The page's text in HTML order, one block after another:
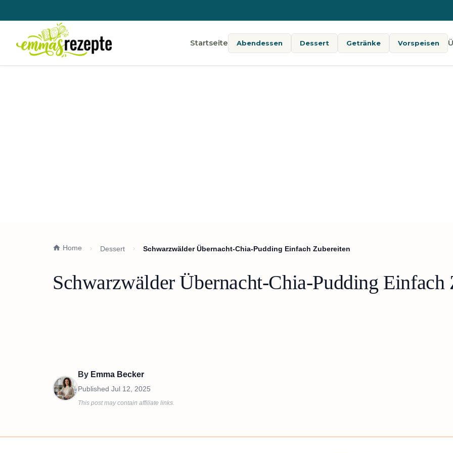
Startseite Abendessen Dessert Getränke Vorspeisen
Home Dessert Schwarzwälder Übernacht-Chia-Pudding Einfach Zubereiten
Schwarzwälder Übernacht-Chia-Pudding Einfach
By Emma Becker
Published Jul 12, 2025
This post may contain affiliate links.